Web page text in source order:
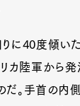
に40度傾いた
カ陸軍から
だ。手首の内